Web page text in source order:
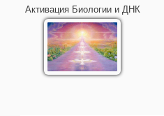
Активация Биологии и ДНК